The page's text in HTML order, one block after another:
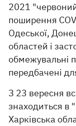
2021
поширення
Одеської,
областей і
обмежувальні
передбачені
З 23 вересня
знаходиться в
Харківська